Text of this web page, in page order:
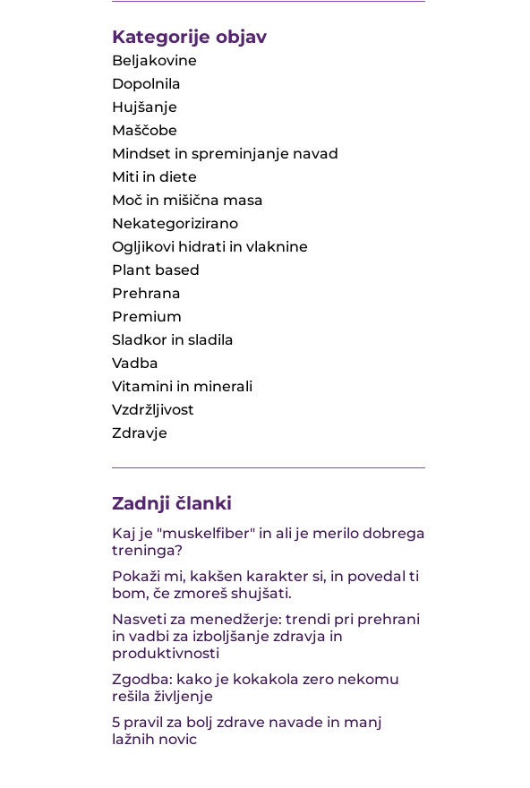
Kategorije objav
Beljakovine
Dopolnila
Hujšanje
Maščobe
Mindset in spreminjanje navad
Miti in diete
Moč in mišična masa
Nekategorizirano
Ogljikovi hidrati in vlaknine
Plant based
Prehrana
Premium
Sladkor in sladila
Vadba
Vitamini in minerali
Vzdržljivost
Zdravje
Zadnji članki
Kaj je "muskelfiber" in ali je merilo dobrega
treninga?
Pokaži mi, kakšen karakter si, in povedal ti
bom, če zmoreš shujšati.
Nasveti za menedžerje: trendi pri prehrani
in vadbi za izboljšanje zdravja in
produktivnosti
Zgodba: kako je kokakola zero nekomu
rešila življenje
5 pravil za bolj zdrave navade in manj
lažnih novic